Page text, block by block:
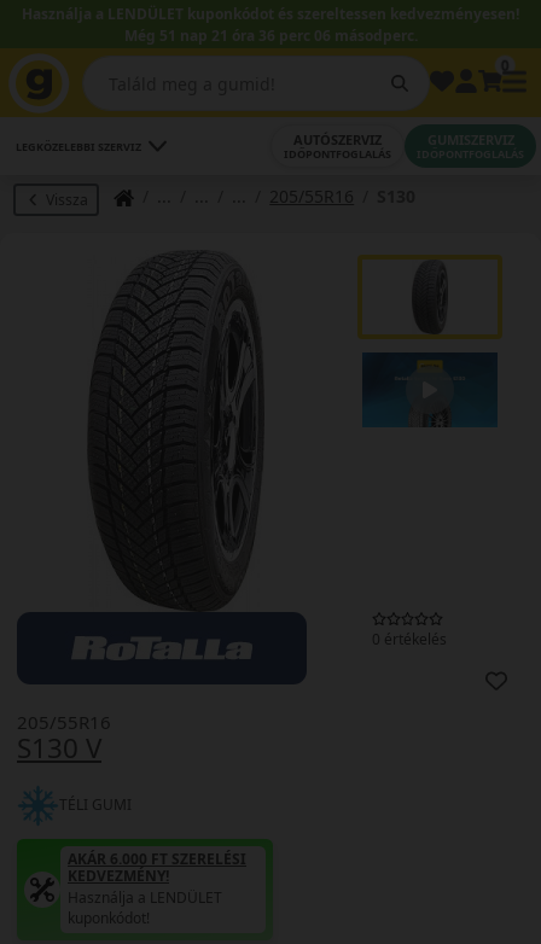
Használja a LENDÜLET kuponkódot és szereltessen kedvezményesen!
Még 51 nap 21 óra 36 perc 05 másodperc.
LEGKÖZELEBBI SZERVIZ AUTÓSZERVIZ
IDŐPONTFOGLALÁS
GUMISZERVIZ
IDŐPONTFOGLALÁS
Vissza 205/55R16
0 értékelés
S130 V
205/55R16
TÉLI GUMI
AKÁR 6.000 FT SZERELÉSI
KEDVEZMÉNY!
Használja a LENDÜLET
kuponkódot!